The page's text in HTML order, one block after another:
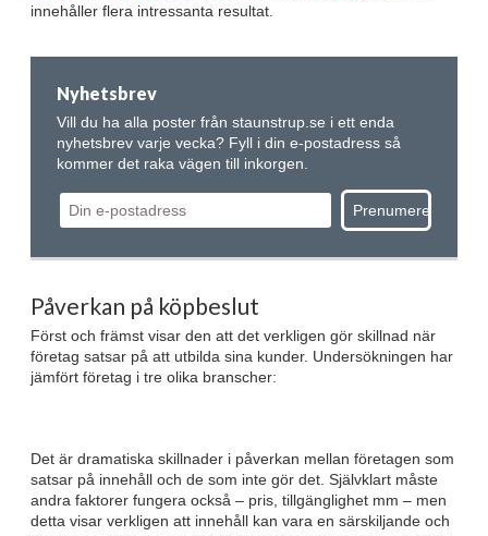
innehåller flera intressanta resultat.
Nyhetsbrev
Vill du ha alla poster från staunstrup.se i ett enda
nyhetsbrev varje vecka? Fyll i din e-postadress så
kommer det raka vägen till inkorgen.
Påverkan på köpbeslut
Först och främst visar den att det verkligen gör skillnad när
företag satsar på att utbilda sina kunder. Undersökningen har
jämfört företag i tre olika branscher:
Det är dramatiska skillnader i påverkan mellan företagen som
satsar på innehåll och de som inte gör det. Självklart måste
andra faktorer fungera också – pris, tillgänglighet mm – men
detta visar verkligen att innehåll kan vara en särskiljande och